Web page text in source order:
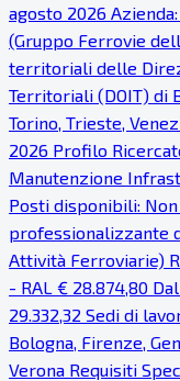
agosto 2026
(Gruppo Ferrovie
territoriali delle
Territoriali (DOIT) di
Torino, Trieste,
2026 Profilo
Manutenzione
Posti disponibili:
professionalizzante
Attività Ferroviarie)
- RAL € 28.874,80
29.332,32 Sedi di
Bologna, Firenze,
Verona Requisiti